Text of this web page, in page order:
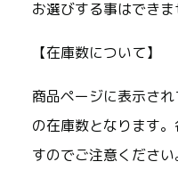
お選びする事はできま
【在庫数について】
商品ページに表示さ
の在庫数となります
すのでご注意ください